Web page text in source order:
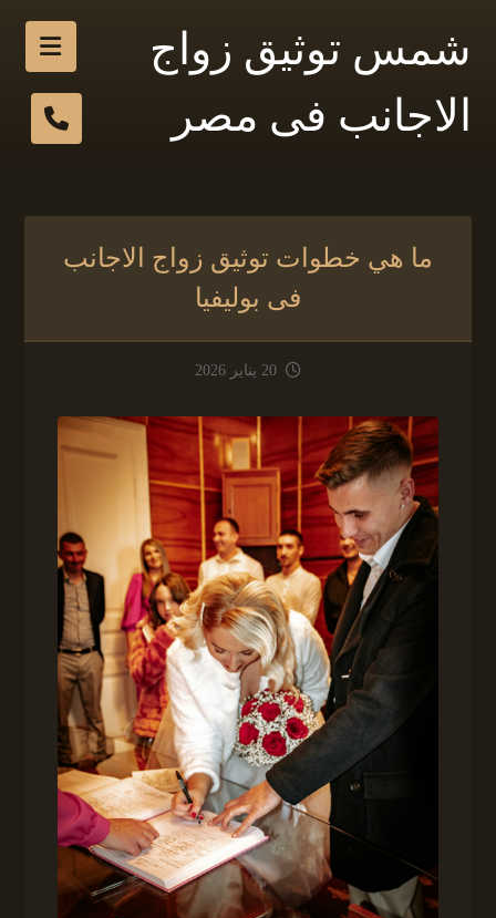
شمس توثيق زواج
الاجانب فى مصر
ما هي خطوات توثيق زواج الاجانب
فى بوليفيا
20 يناير 2026